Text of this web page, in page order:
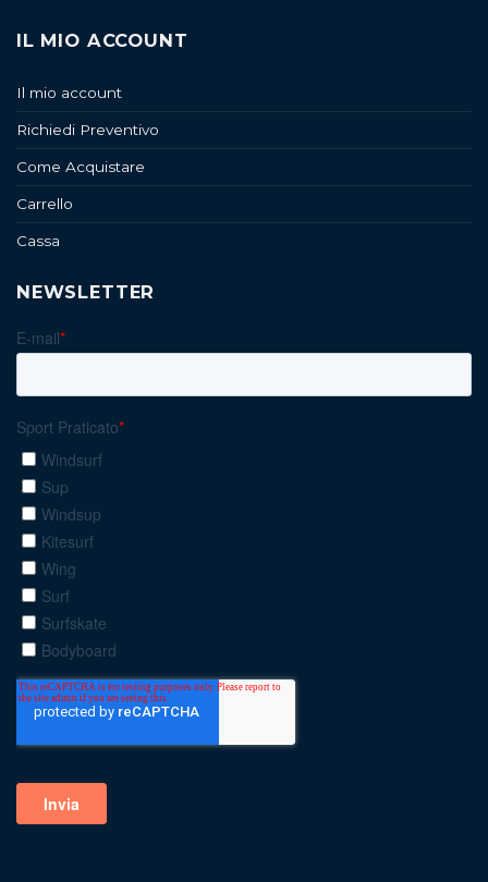
IL MIO ACCOUNT
Il mio account
Richiedi Preventivo
Come Acquistare
Carrello
Cassa
NEWSLETTER